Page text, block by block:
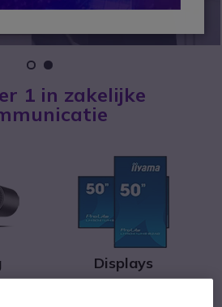
1 in zakelijke
Displays